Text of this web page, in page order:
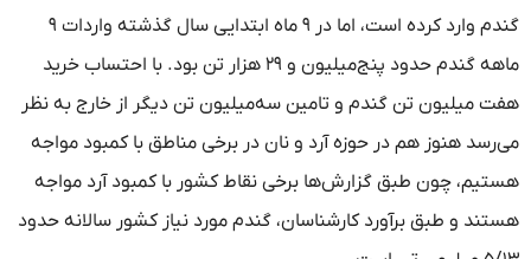
گندم وارد کرده است، اما در ۹ ماه ابتدایی سال گذشته واردات ۹
ماهه گندم حدود پنج‌میلیون و ۲۹ هزار تن بود. با احتساب خرید
هفت میلیون تن گندم و تامین سه‌میلیون تن دیگر از خارج به نظر
می‌رسد هنوز هم در حوزه آرد و نان در برخی مناطق با کمبود مواجه
هستیم، چون طبق گزارش‌ها برخی نقاط کشور با کمبود آرد مواجه
هستند و طبق برآورد کارشناسان، گندم مورد نیاز کشور سالانه حدود